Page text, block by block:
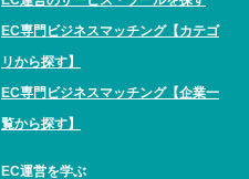
EC専門ビジネスマッチング【カテゴ
リから探す】
EC専門ビジネスマッチング【企業一
覧から探す】
EC運営を学ぶ